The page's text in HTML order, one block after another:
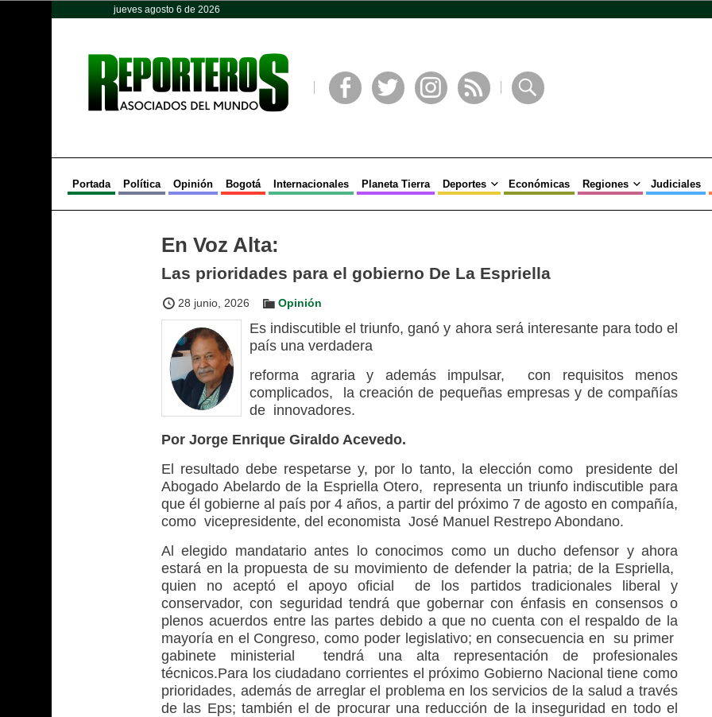
jueves agosto 6 de 2026
Portada Política Opinión Bogotá Internacionales Planeta Tierra Deportes Económicas Regiones Judiciales
En Voz Alta:
Las prioridades para el gobierno De La Espriella
28 junio, 2026 Opinión
Es indiscutible el triunfo, ganó y ahora será interesante para todo el
país una verdadera
reforma agraria y además impulsar, con requisitos menos
complicados, la creación de pequeñas empresas y de compañías
de innovadores.
Por Jorge Enrique Giraldo Acevedo.
El resultado debe respetarse y, por lo tanto, la elección como presidente del
Abogado Abelardo de la Espriella Otero, representa un triunfo indiscutible para
que él gobierne al país por 4 años, a partir del próximo 7 de agosto en compañía,
como vicepresidente, del economista José Manuel Restrepo Abondano.
Al elegido mandatario antes lo conocimos como un ducho defensor y ahora
estará en la propuesta de su movimiento de defender la patria; de la Espriella,
quien no aceptó el apoyo oficial de los partidos tradicionales liberal y
conservador, con seguridad tendrá que gobernar con énfasis en consensos o
plenos acuerdos entre las partes debido a que no cuenta con el respaldo de la
mayoría en el Congreso, como poder legislativo; en consecuencia en su primer
gabinete ministerial tendrá una alta representación de profesionales
técnicos.Para los ciudadano corrientes el próximo Gobierno Nacional tiene como
prioridades, además de arreglar el problema en los servicios de la salud a través
de las Eps; también el de procurar una reducción de la inseguridad en todo el
Opinión Política